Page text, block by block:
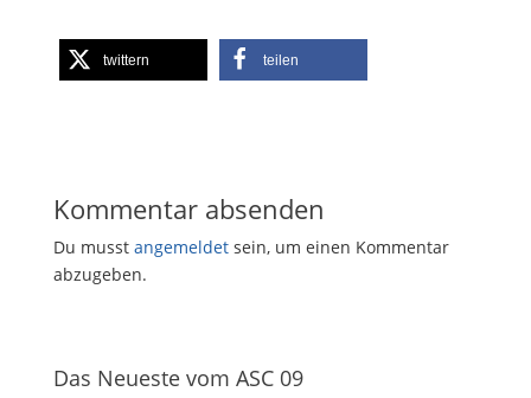
twittern teilen
Kommentar absenden
Du musst angemeldetsein, um einen Kommentar
abzugeben.
Das Neueste vom ASC 09